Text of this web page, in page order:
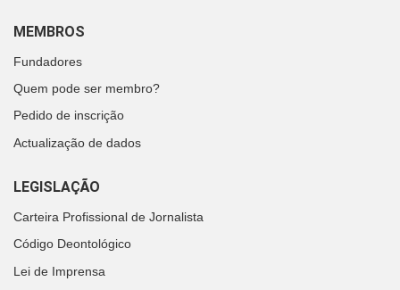
MEMBROS
Fundadores
Quem pode ser membro?
Pedido de inscrição
Actualização de dados
LEGISLAÇÃO
Carteira Profissional de Jornalista
Código Deontológico
Lei de Imprensa